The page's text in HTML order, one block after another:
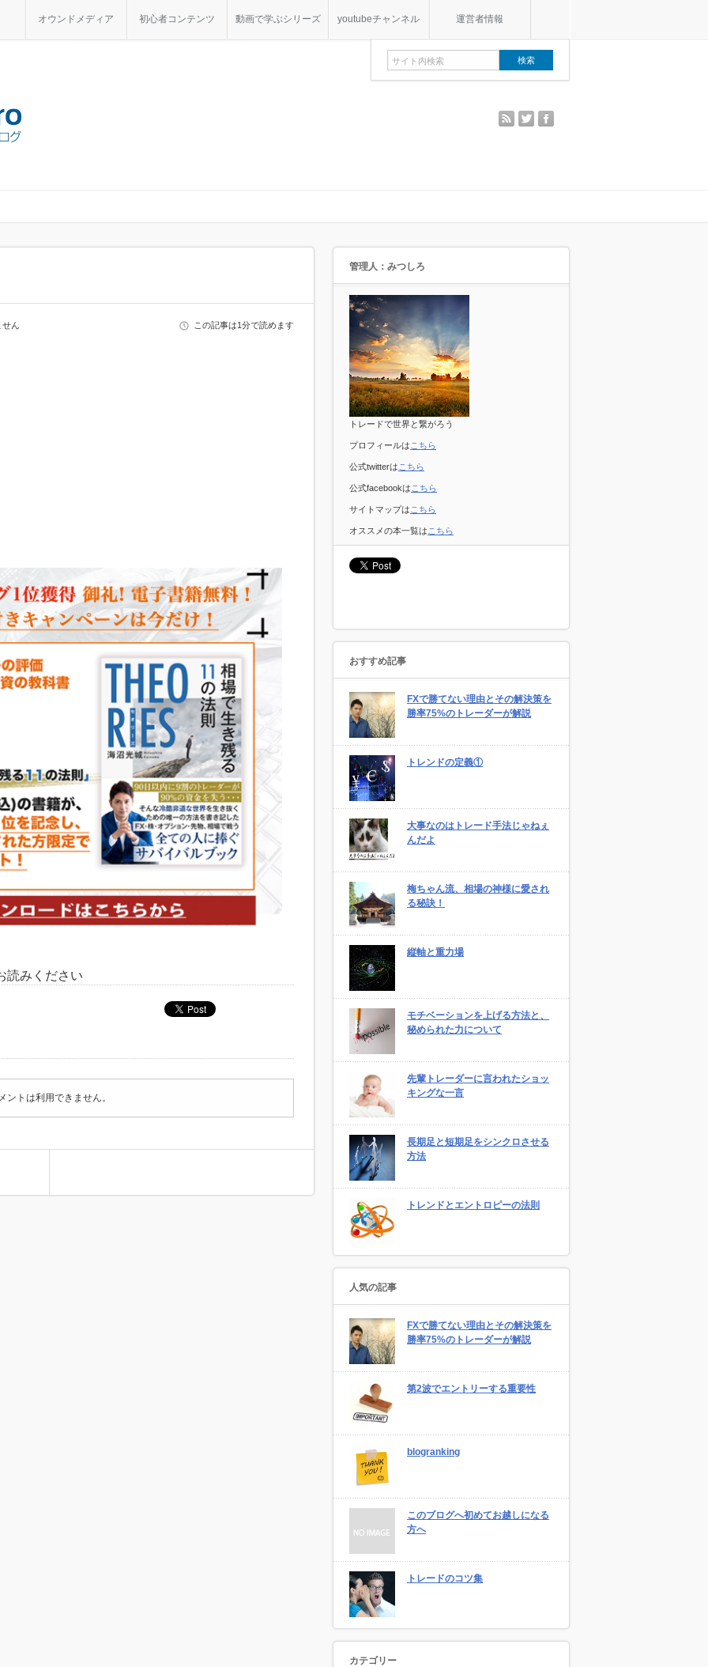
オウンドメディア 初心者コンテンツ 動画で学ぶシリーズ youtubeチャンネル 運営者情報
rss twitter
せん この記事は1分で読めます
読みください
ントは利用できません。
管理人：みつしろ
トレードで世界と繋がろう
プロフィールは こちら
公式twitterは こちら
公式facebookは こちら
サイトマップは こちら
オススメの本一覧は こちら
おすすめ記事
FXで勝てない理由とその解決策を
勝率75%のトレーダーが解説
トレンドの定義①
大事なのはトレード手法じゃねぇ
んだよ
梅ちゃん流、相場の神様に愛され
る秘訣！
縦軸と重力場
モチベーションを上げる方法と、
秘められた力について
先輩トレーダーに言われたショッ
キングな一言
長期足と短期足をシンクロさせる
方法
トレンドとエントロピーの法則
人気の記事
FXで勝てない理由とその解決策を
勝率75%のトレーダーが解説
第2波でエントリーする重要性
blogranking
このブログへ初めてお越しになる
方へ
トレードのコツ集
カテゴリー